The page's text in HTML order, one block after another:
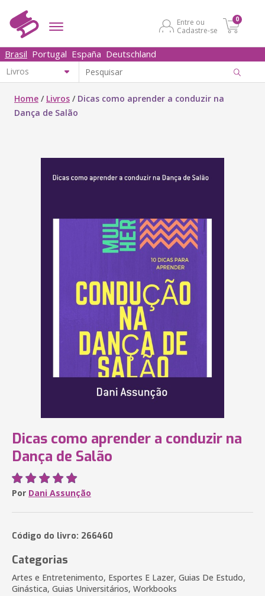
Entre ou
Cadastre-se
0
Brasil Portugal España Deutschland
Home / Livros / Dicas como aprender a conduzir na
Dança de Salão
Dicas como aprender a conduzir na
Dança de Salão
Por Dani Assunção
Código do livro: 266460
Categorias
Artes e Entretenimento, Esportes E Lazer, Guias De Estudo,
Ginástica, Guias Universitários, Workbooks